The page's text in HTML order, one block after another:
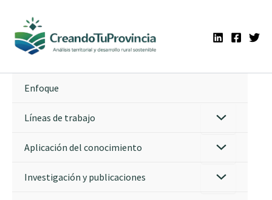
contenido
Enfoque
Líneas de trabajo
Aplicación del conocimiento
Investigación y publicaciones